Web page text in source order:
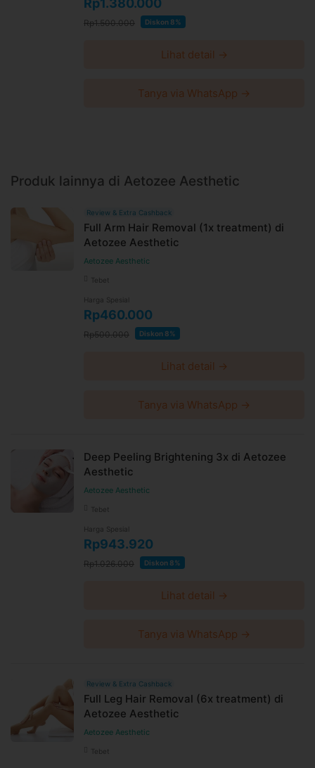
Rp1.380.000
Rp1.500.000 Diskon 8%
Lihat detail →
Tanya via WhatsApp →
Produk lainnya di Aetozee Aesthetic
Review & Extra Cashback
Full Arm Hair Removal (1x treatment) di
Aetozee Aesthetic
Aetozee Aesthetic
Tebet
Harga Spesial
Rp460.000
Rp500.000 Diskon 8%
Lihat detail →
Tanya via WhatsApp →
Deep Peeling Brightening 3x di Aetozee
Aesthetic
Aetozee Aesthetic
Tebet
Harga Spesial
Rp943.920
Rp1.026.000 Diskon 8%
Lihat detail →
Tanya via WhatsApp →
Review & Extra Cashback
Full Leg Hair Removal (6x treatment) di
Aetozee Aesthetic
Aetozee Aesthetic
Tebet